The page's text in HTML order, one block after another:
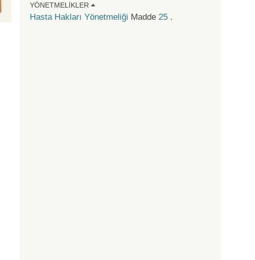
YÖNETMELIKLER
Hasta Hakları Yönetmeliği Madde 25 .